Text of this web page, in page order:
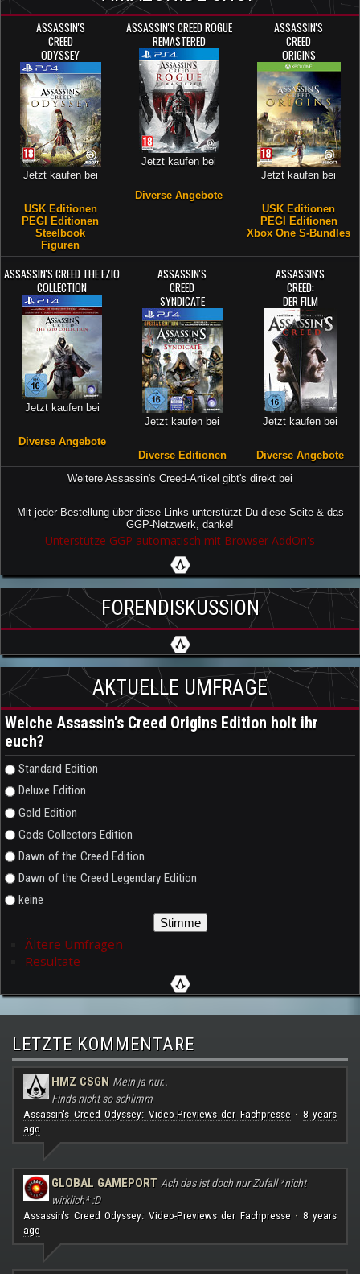
ASSASSIN'S
CREED
ODYSSEY
Jetzt kaufen bei
USK Editionen
PEGI Editionen
Steelbook
Figuren
ASSASSIN'S CREED ROGUE
REMASTERED
Jetzt kaufen bei
Diverse Angebote
ASSASSIN'S
CREED
ORIGINS
Jetzt kaufen bei
USK Editionen
PEGI Editionen
Xbox One S-Bundles
ASSASSIN'S CREED THE EZIO
COLLECTION
Jetzt kaufen bei
Diverse Angebote
ASSASSIN'S
CREED
SYNDICATE
Jetzt kaufen bei
Diverse Editionen
ASSASSIN'S
CREED:
DER FILM
Jetzt kaufen bei
Diverse Angebote
Weitere Assassin's Creed-Artikel gibt's direkt bei
Mit jeder Bestellung über diese Links unterstützt Du diese Seite & das
GGP-Netzwerk, danke!
Unterstütze GGP automatisch mit Browser AddOn's
FORENDISKUSSION
AKTUELLE UMFRAGE
Welche Assassin's Creed Origins Edition holt ihr
euch?
Auswahlmöglichkeiten
Standard Edition
Deluxe Edition
Gold Edition
Gods Collectors Edition
Dawn of the Creed Edition
Dawn of the Creed Legendary Edition
keine
Ältere Umfragen
Resultate
LETZTE KOMMENTARE
HMZ CSGN Mein ja nur..
Finds nicht so schlimm
Assassin's Creed Odyssey: Video-Previews der Fachpresse· 8 years
ago
GLOBAL GAMEPORT Ach das ist doch nur Zufall *nicht
wirklich* :D
Assassin's Creed Odyssey: Video-Previews der Fachpresse· 8 years
ago